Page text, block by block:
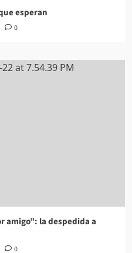
esperan
0
amigo”: la despedida a
0